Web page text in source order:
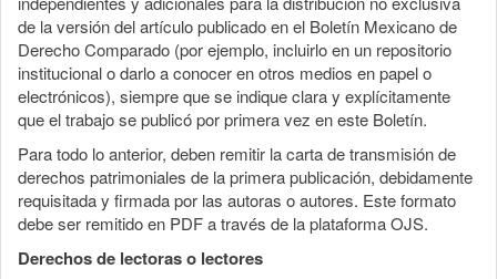
de la versión del artículo publicado en el Boletín Mexicano de
Derecho Comparado (por ejemplo, incluirlo en un repositorio
institucional o darlo a conocer en otros medios en papel o
electrónicos), siempre que se indique clara y explícitamente
que el trabajo se publicó por primera vez en este Boletín.
Para todo lo anterior, deben remitir la carta de transmisión de
derechos patrimoniales de la primera publicación, debidamente
requisitada y firmada por las autoras o autores. Este formato
debe ser remitido en PDF a través de la plataforma OJS.
Derechos de lectoras o lectores